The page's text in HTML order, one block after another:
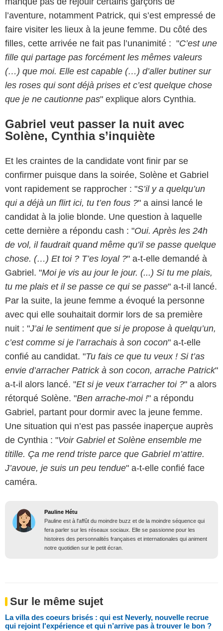
l’aventure, notamment Patrick, qui s’est empressé de
faire visiter les lieux à la jeune femme. Du côté des
filles, cette arrivée ne fait pas l’unanimité : "C’est une
fille qui partage pas forcément les mêmes valeurs
(…) que moi. Elle est capable (…) d’aller butiner sur
les roses qui sont déjà prises et c’est quelque chose
que je ne cautionne pas" explique alors Cynthia.
Gabriel veut passer la nuit avec
Solène, Cynthia s’inquiète
Et les craintes de la candidate vont finir par se
confirmer puisque dans la soirée, Solène et Gabriel
vont rapidement se rapprocher : "S’il y a quelqu’un
qui a déjà un flirt ici, tu t’en fous ?" a ainsi lancé le
candidat à la jolie blonde. Une question à laquelle
cette dernière a répondu cash : "Oui. Après les 24h
de vol, il faudrait quand même qu’il se passe quelque
chose. (…) Et toi ? T’es loyal ?" a-t-elle demandé à
Gabriel. "Moi je vis au jour le jour. (...) Si tu me plais,
tu me plais et il se passe ce qui se passe" a-t-il lancé.
Par la suite, la jeune femme a évoqué la personne
avec qui elle souhaitait dormir lors de sa première
nuit : "J’ai le sentiment que si je propose à quelqu’un,
c’est comme si je l’arrachais à son cocon" a-t-elle
confié au candidat. "Tu fais ce que tu veux ! Si t’as
envie d’arracher Patrick à son cocon, arrache Patrick"
a-t-il alors lancé. "Et si je veux t’arracher toi ?" a alors
rétorqué Solène. "Ben arrache-moi !" a répondu
Gabriel, partant pour dormir avec la jeune femme.
Une situation qui n’est pas passée inaperçue auprès
de Cynthia : "Voir Gabriel et Solène ensemble me
titille. Ça me rend triste parce que Gabriel m’attire.
J’avoue, je suis un peu tendue" a-t-elle confié face
caméra.
Pauline Hétu
Pauline est à l'affût du moindre buzz et de la moindre séquence qui
fera parler sur les réseaux sociaux. Elle se passionne pour les
histoires des personnalités françaises et internationales qui animent
notre quotidien sur le petit écran.
Sur le même sujet
La villa des coeurs brisés : qui est Neverly, nouvelle recrue
qui rejoint l'expérience et qui n’arrive pas à trouver le bon ?